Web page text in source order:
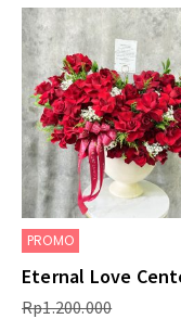
PROMO
Eternal Love
Rp1.200.000